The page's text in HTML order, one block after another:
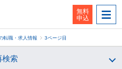
無料
申込
転職・求人情報 3ページ目
検索